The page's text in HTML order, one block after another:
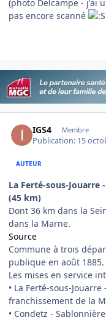
(photo Delcampe - j'ai
pas encore scanné
IGS4 Membre
Publication: 15
AUTEUR
La Ferté-sous-
(45 km)
Dont 36 km dans la
dans la Marne.
Source
Commune à trois
publique en août 1885.
Les mises en service
• La Ferté-sous-
franchissement de la
• Condetz -